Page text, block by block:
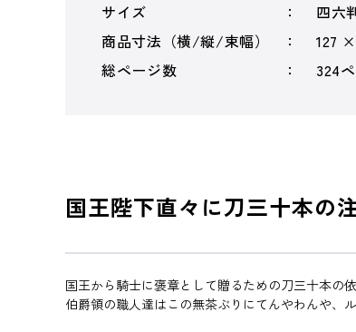
サイズ
四六
商品寸法（横/縦/束幅）
127
総ページ数
324
国王陛下直々に刀三十本
国王から騎士に褒章として贈るための刀三十本の
伯爵領の職人達はこの無茶ぶりにてんやわんや、